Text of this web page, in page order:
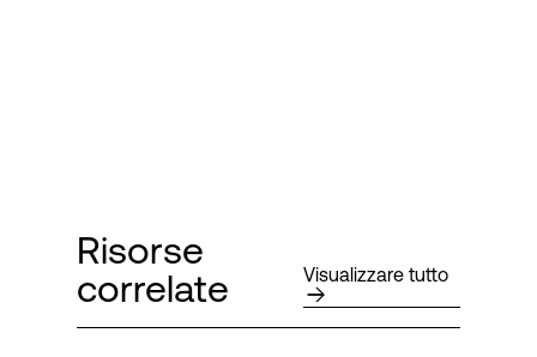
Risorse
correlate
Visualizzare tutto